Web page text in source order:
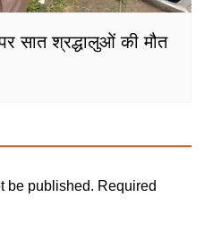
सात श्रद्धालुओं की मौत
be published. Required